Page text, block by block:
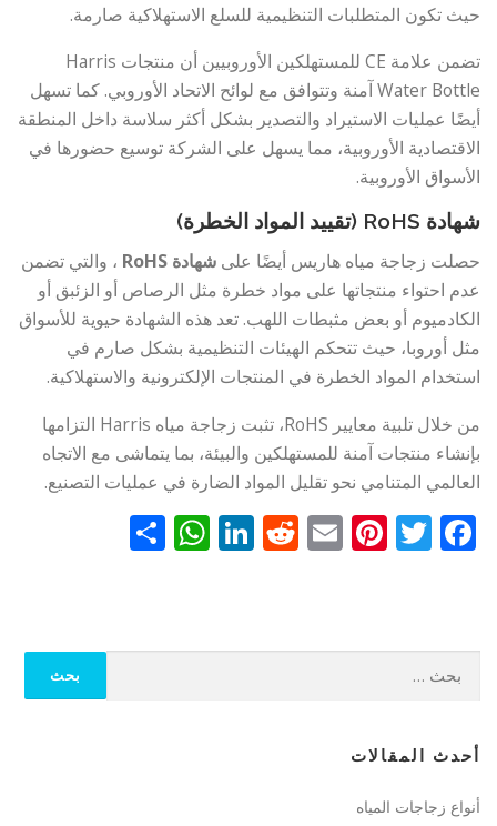
حيث تكون المتطلبات التنظيمية للسلع الاستهلاكية صارمة.
تضمن علامة CE للمستهلكين الأوروبيين أن منتجات Harris
Water Bottle آمنة وتتوافق مع لوائح الاتحاد الأوروبي. كما تسهل
أيضًا عمليات الاستيراد والتصدير بشكل أكثر سلاسة داخل المنطقة
الاقتصادية الأوروبية، مما يسهل على الشركة توسيع حضورها في
الأسواق الأوروبية.
شهادة RoHS (تقييد المواد الخطرة)
حصلت زجاجة مياه هاريس أيضًا على شهادة RoHS
، والتي تضمن
عدم احتواء منتجاتها على مواد خطرة مثل الرصاص أو الزئبق أو
الكادميوم أو بعض مثبطات اللهب. تعد هذه الشهادة حيوية للأسواق
مثل أوروبا، حيث تتحكم الهيئات التنظيمية بشكل صارم في
استخدام المواد الخطرة في المنتجات الإلكترونية والاستهلاكية.
من خلال تلبية معايير RoHS، تثبت زجاجة مياه Harris التزامها
بإنشاء منتجات آمنة للمستهلكين والبيئة، بما يتماشى مع الاتجاه
العالمي المتنامي نحو تقليل المواد الضارة في عمليات التصنيع.
Facebook
Twitter
Pinterest
Email
Reddit
LinkedIn
WhatsApp
أحدث المقالات
أنواع زجاجات المياه